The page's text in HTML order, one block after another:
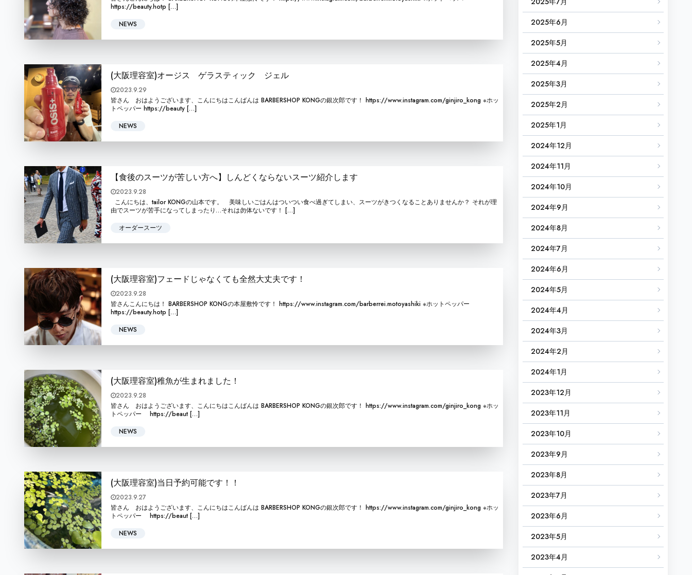
https://beauty.hotp […]
NEWS
(大阪理容室)オージス ゲラスティック ジェル
2023.9.29
皆さん おはようございます、こんにちはこんばんは BARBERSHOP KONGの銀次郎です！ https://www.instagram.com/ginjiro_kong ※ホッ
トペッパー https://beauty […]
NEWS
【食後のスーツが苦しい方へ】しんどくならないスーツ紹介します
2023.9.28
こんにちは、tailor KONGの山本です。 美味しいごはんはついつい食べ過ぎてしまい、スーツがきつくなることありませんか？ それが理
由でスーツが苦手になってしまったり…それは勿体ないです！ […]
オーダースーツ
(大阪理容室)フェードじゃなくても全然大丈夫です！
2023.9.28
皆さんこんにちは！ BARBERSHOP KONGの本屋敷怜です！ https://www.instagram.com/barberrei.motoyashiki ※ホットペッパー
https://beauty.hotp […]
NEWS
(大阪理容室)稚魚が生まれました！
2023.9.28
皆さん おはようございます、こんにちはこんばんは BARBERSHOP KONGの銀次郎です！ https://www.instagram.com/ginjiro_kong ※ホッ
トペッパー https://beaut […]
NEWS
(大阪理容室)当日予約可能です！！
2023.9.27
皆さん おはようございます、こんにちはこんばんは BARBERSHOP KONGの銀次郎です！ https://www.instagram.com/ginjiro_kong ※ホッ
トペッパー https://beaut […]
NEWS
2025年6月
2025年5月
2025年4月
2025年3月
2025年2月
2025年1月
2024年12月
2024年11月
2024年10月
2024年9月
2024年8月
2024年7月
2024年6月
2024年5月
2024年4月
2024年3月
2024年2月
2024年1月
2023年12月
2023年11月
2023年10月
2023年9月
2023年8月
2023年7月
2023年6月
2023年5月
2023年4月